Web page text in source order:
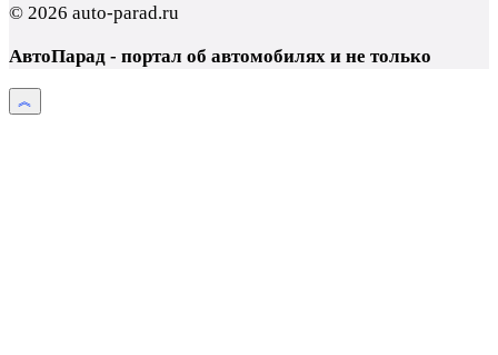
© 2026 auto-parad.ru
АвтоПарад - портал об автомобилях и не только